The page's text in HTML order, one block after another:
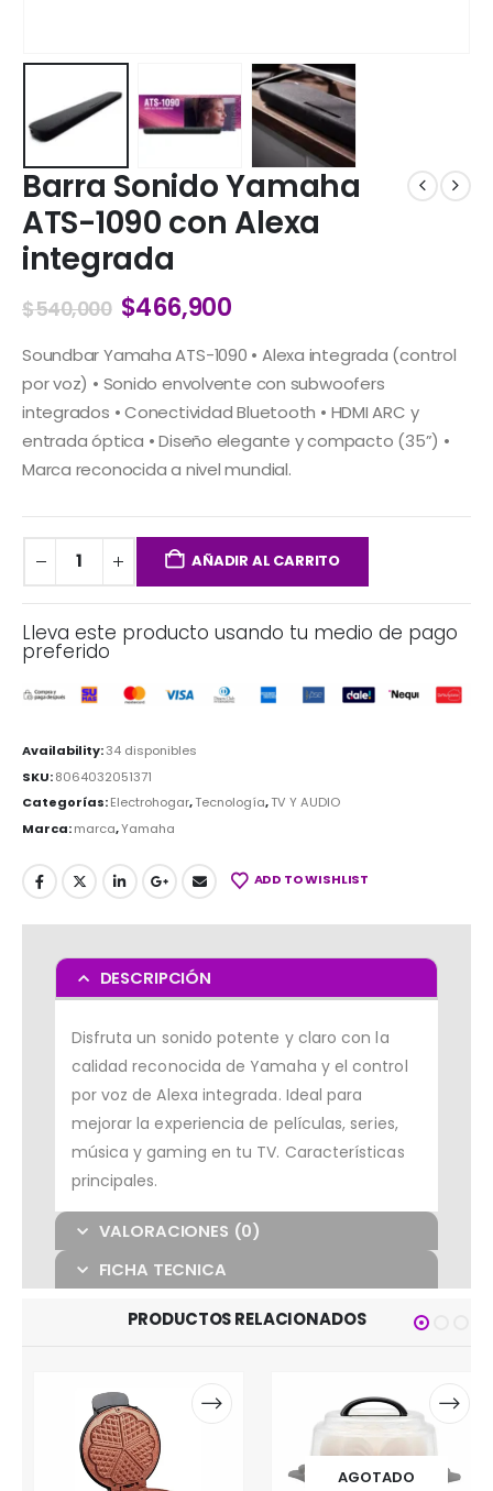
Barra Sonido Yamaha
ATS-1090 con Alexa
integrada
$540,000 $466,900
Soundbar Yamaha ATS-1090 • Alexa integrada (control
por voz) • Sonido envolvente con subwoofers
integrados • Conectividad Bluetooth • HDMI ARC y
entrada óptica • Diseño elegante y compacto (35”) •
Marca reconocida a nivel mundial.
AÑADIR AL CARRITO
Lleva este producto usando tu medio de pago
preferido
Availability:34 disponibles
SKU:8064032051371
Categorías:Electrohogar,Tecnología,TV Y AUDIO
Marca:marca,Yamaha
ADD TO WISHLIST
DESCRIPCIÓN
Disfruta un sonido potente y claro con la
calidad reconocida de Yamaha y el control
por voz de Alexa integrada. Ideal para
mejorar la experiencia de películas, series,
música y gaming en tu TV. Características
principales.
VALORACIONES (0)
FICHA TECNICA
PRODUCTOS RELACIONADOS
AGOTADO